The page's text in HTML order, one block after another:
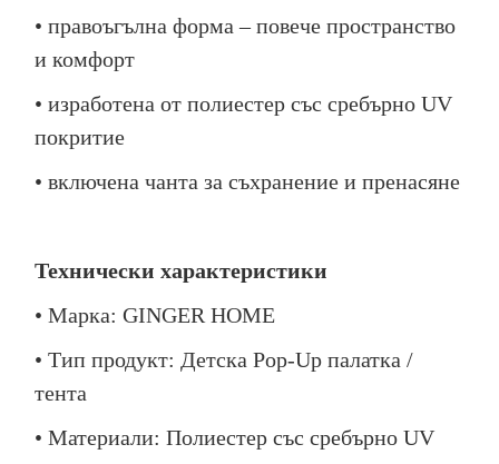
• правоъгълна форма – повече пространство
и комфорт
• изработена от полиестер със сребърно UV
покритие
• включена чанта за съхранение и пренасяне
Технически характеристики
• Марка: GINGER HOME
• Тип продукт: Детска Pop-Up палатка /
тента
• Материали: Полиестер със сребърно UV